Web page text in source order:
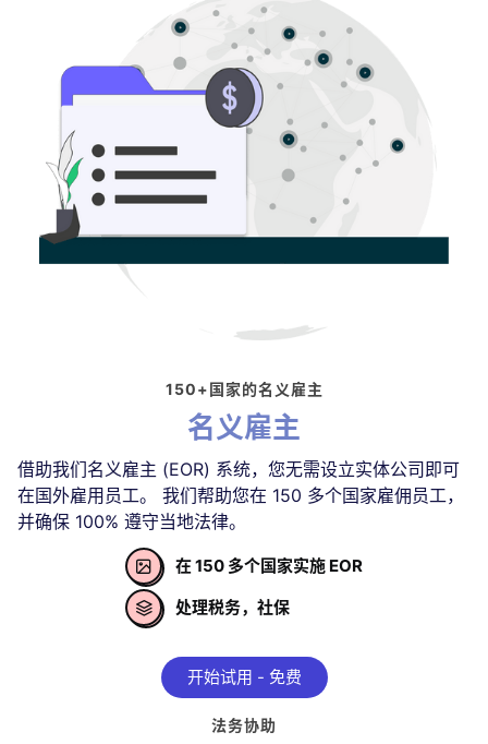
150+国家的名义雇主
名义雇主
借助我们名义雇主 (EOR) 系统，您无需设立实体公司即可
在国外雇用员工。 我们帮助您在 150 多个国家雇佣员工，
并确保 100% 遵守当地法律。
 在 150 多个国家实施 EOR
 处理税务，社保
开始试用 - 免费
法务协助